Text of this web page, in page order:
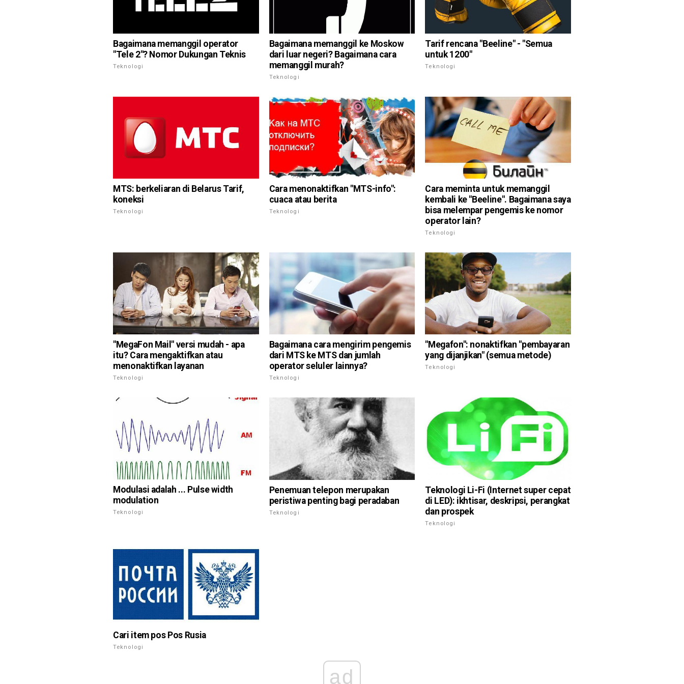
Bagaimana memanggil operator
"Tele 2"? Nomor Dukungan Teknis
Teknologi
Bagaimana memanggil ke Moskow
dari luar negeri? Bagaimana cara
memanggil murah?
Teknologi
Tarif rencana "Beeline" - "Semua
untuk 1200"
Teknologi
MTS: berkeliaran di Belarus Tarif,
koneksi
Teknologi
Cara menonaktifkan "MTS-info":
cuaca atau berita
Teknologi
Cara meminta untuk memanggil
kembali ke "Beeline". Bagaimana saya
bisa melempar pengemis ke nomor
operator lain?
Teknologi
"MegaFon Mail" versi mudah - apa
itu? Cara mengaktifkan atau
menonaktifkan layanan
Teknologi
Bagaimana cara mengirim pengemis
dari MTS ke MTS dan jumlah
operator seluler lainnya?
Teknologi
"Megafon": nonaktifkan "pembayaran
yang dijanjikan" (semua metode)
Teknologi
Modulasi adalah ... Pulse width
modulation
Teknologi
Penemuan telepon merupakan
peristiwa penting bagi peradaban
Teknologi
Teknologi Li-Fi (Internet super cepat
di LED): ikhtisar, deskripsi, perangkat
dan prospek
Teknologi
Cari item pos Pos Rusia
Teknologi
ad